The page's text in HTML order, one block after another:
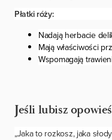
Płatki róży:
Nadają herbacie
Mają właściwości
Wspomagają
Jeśli lubisz
„Jaka to rozkosz, jaka